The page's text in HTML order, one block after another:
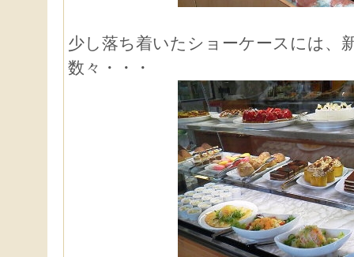
少し落ち着いたショーケースには、
数々・・・